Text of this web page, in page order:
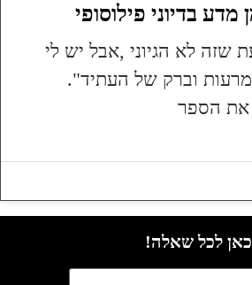
בדיוני פילוסופי
שזה לא הגיוני ,אבל יש לי
וברק של העתיד".
את הספר
כאן לכל שאלה!